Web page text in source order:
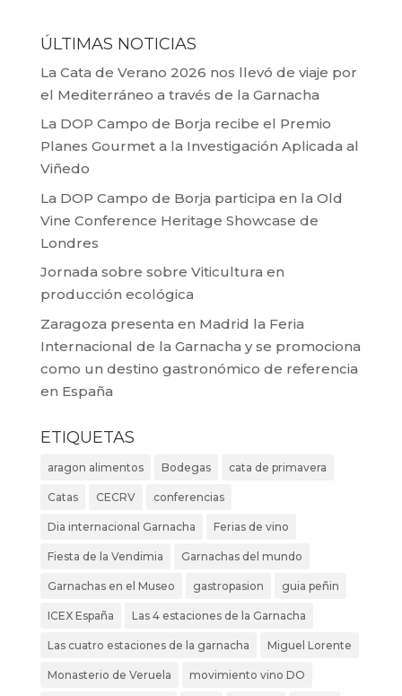
ÚLTIMAS NOTICIAS
La Cata de Verano 2026 nos llevó de viaje por
el Mediterráneo a través de la Garnacha
La DOP Campo de Borja recibe el Premio
Planes Gourmet a la Investigación Aplicada al
Viñedo
La DOP Campo de Borja participa en la Old
Vine Conference Heritage Showcase de
Londres
Jornada sobre sobre Viticultura en
producción ecológica
Zaragoza presenta en Madrid la Feria
Internacional de la Garnacha y se promociona
como un destino gastronómico de referencia
en España
ETIQUETAS
aragon alimentos Bodegas cata de primavera
Catas CECRV conferencias
Dia internacional Garnacha Ferias de vino
Fiesta de la Vendimia Garnachas del mundo
Garnachas en el Museo gastropasion guia peñin
ICEX España Las 4 estaciones de la Garnacha
Las cuatro estaciones de la garnacha Miguel Lorente
Monasterio de Veruela movimiento vino DO